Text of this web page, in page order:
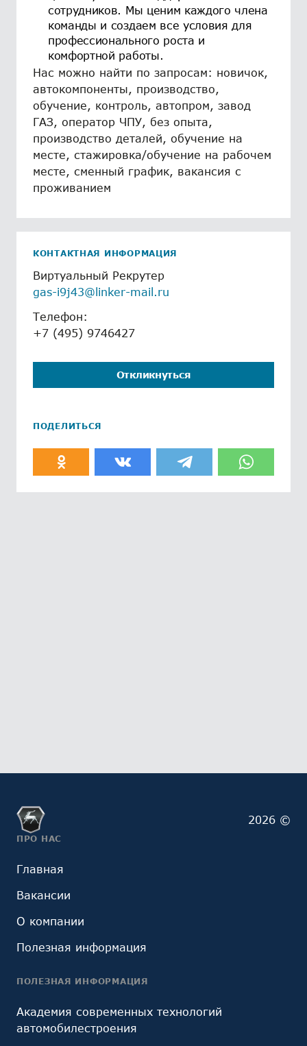
сотрудников. Мы ценим каждого члена
команды и создаем все условия для
профессионального роста и
комфортной работы.
Нас можно найти по запросам: новичок,
автокомпоненты, производство,
обучение, контроль, автопром, завод
ГАЗ, оператор ЧПУ, без опыта,
производство деталей, обучение на
месте, стажировка/обучение на рабочем
месте, сменный график, вакансия с
проживанием
КОНТАКТНАЯ ИНФОРМАЦИЯ
Виртуальный Рекрутер
gas-i9j43@linker-mail.ru
Телефон:
+7 (495) 9746427
Откликнуться
ПОДЕЛИТЬСЯ
2026 ©
ПРО НАС
Главная
Вакансии
О компании
Полезная информация
ПОЛЕЗНАЯ ИНФОРМАЦИЯ
Академия современных технологий
автомобилестроения